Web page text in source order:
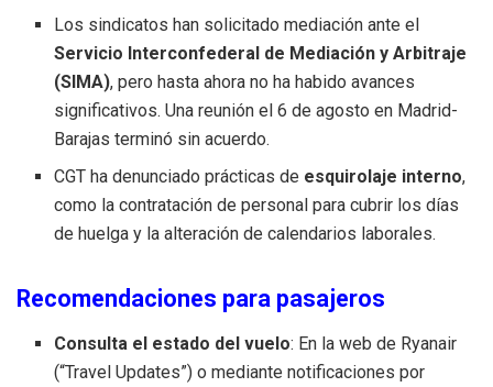
Los sindicatos han solicitado mediación ante el
Servicio Interconfederal de Mediación y Arbitraje
(SIMA), pero hasta ahora no ha habido avances
significativos. Una reunión el 6 de agosto en Madrid-
Barajas terminó sin acuerdo.
CGT ha denunciado prácticas de esquirolaje interno,
como la contratación de personal para cubrir los días
de huelga y la alteración de calendarios laborales.
Recomendaciones para pasajeros
Consulta el estado del vuelo: En la web de Ryanair
(“Travel Updates”) o mediante notificaciones por